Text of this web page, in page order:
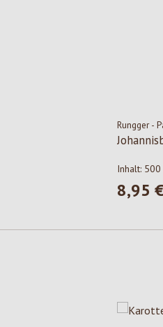
Rungger -
Inhalt:
8,95